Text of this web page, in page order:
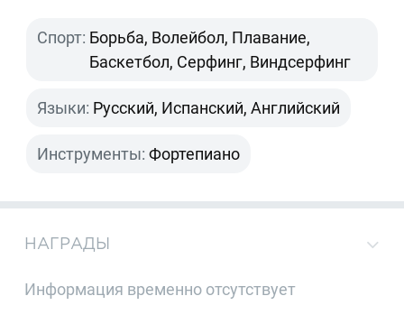
Спорт: Борьба, Волейбол, Плавание,
Баскетбол, Серфинг, Виндсерфинг
Языки: Русский, Испанский, Английский
Инструменты: Фортепиано
НАГРАДЫ
Информация временно отсутствует